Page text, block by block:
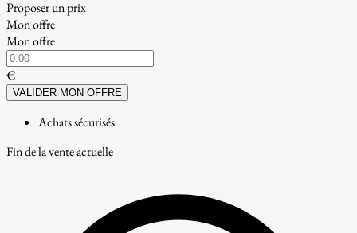
Proposer un prix
Mon offre
Mon offre
€
VALIDER MON OFFRE
Achats sécurisés
Fin de la vente actuelle